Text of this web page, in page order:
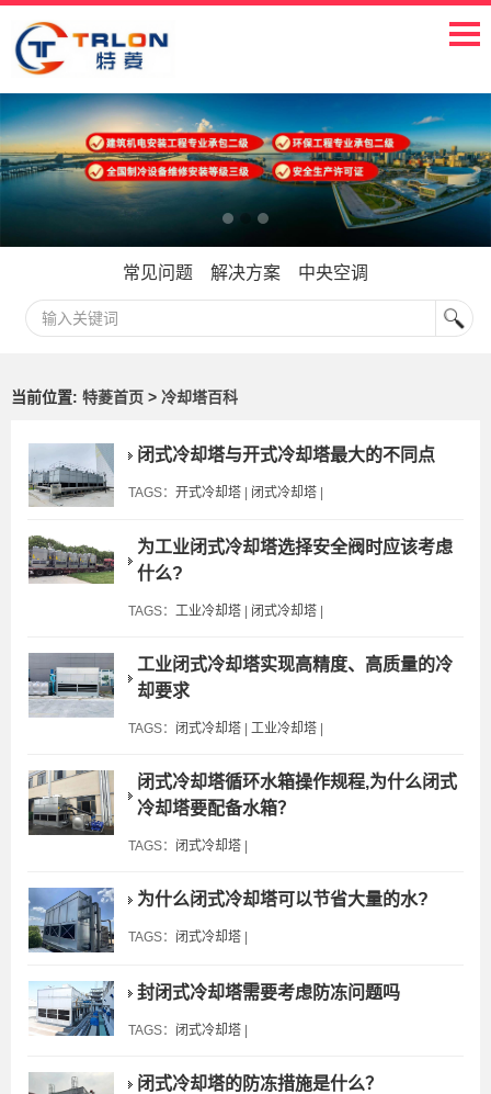
常见问题 解决方案 中央空调
当前位置: 特菱首页 > 冷却塔百科
闭式冷却塔与开式冷却塔最大的不同点
TAGS： 开式冷却塔 | 闭式冷却塔 |
为工业闭式冷却塔选择安全阀时应该考虑
什么?
TAGS： 工业冷却塔 闭式冷却塔
工业闭式冷却塔实现高精度、高质量的冷
却要求
TAGS： 闭式冷却塔 工业冷却塔
闭式冷却塔循环水箱操作规程,为什么闭式
冷却塔要配备水箱？
TAGS： 闭式冷却塔
为什么闭式冷却塔可以节省大量的水?
TAGS： 闭式冷却塔
封闭式冷却塔需要考虑防冻问题吗
TAGS： 闭式冷却塔 |
闭式冷却塔的防冻措施是什么？